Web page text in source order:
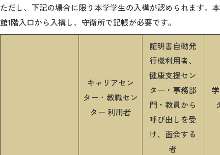
キャリア
ボランティア
ただし、下記の場合に限り本学学生の入構が認められます。本
館1階入口から入構し、守衛所で記帳が必要です。
キャリアセン
ター・教職セン
ター 利用者
証明書自動発
行機利用者、
健康支援セン
ター・事務部
門・教員から
呼び出しを受
け、面会する
者